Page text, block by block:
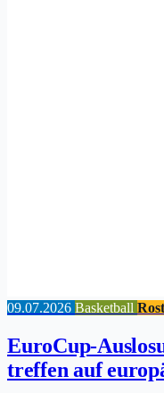
09.07.2026 Basketball
EuroCup-
treffen auf